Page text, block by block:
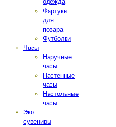
одежда
Фартуки
для
повара
Футболки
Часы
Наручные
часы
Настенные
часы
Настольные
часы
Эко-
сувениры